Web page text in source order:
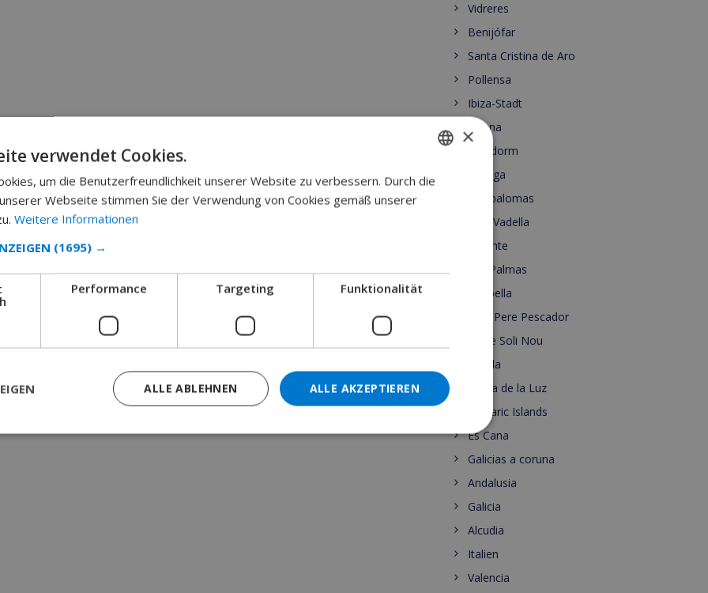
Vidreres
Benijófar
Santa Cristina de Aro
Pollensa
Ibiza-Stadt
Girona
Benidorm
Malaga
Maspalomas
Cala Vadella
Alicante
Las Palmas
Marbella
Sant Pere Pescador
Torre Soli Nou
Ronda
Costa de la Luz
Balearic Islands
Es Cana
Galicias a coruna
Andalusia
Galicia
Alcudia
Italien
Valencia
GERMAN
DUTCH
GERMAN
NORWEGIAN
×
verwendet Cookies.
um die Benutzerfreundlichkeit unserer Website zu verbessern. Durch die
Webseite stimmen Sie der Verwendung von Cookies gemäß unserer
Weitere Informationen
(1695) →
Performance Targeting Funktionalität
ALLE AKZEPTIEREN
ALLE ABLEHNEN